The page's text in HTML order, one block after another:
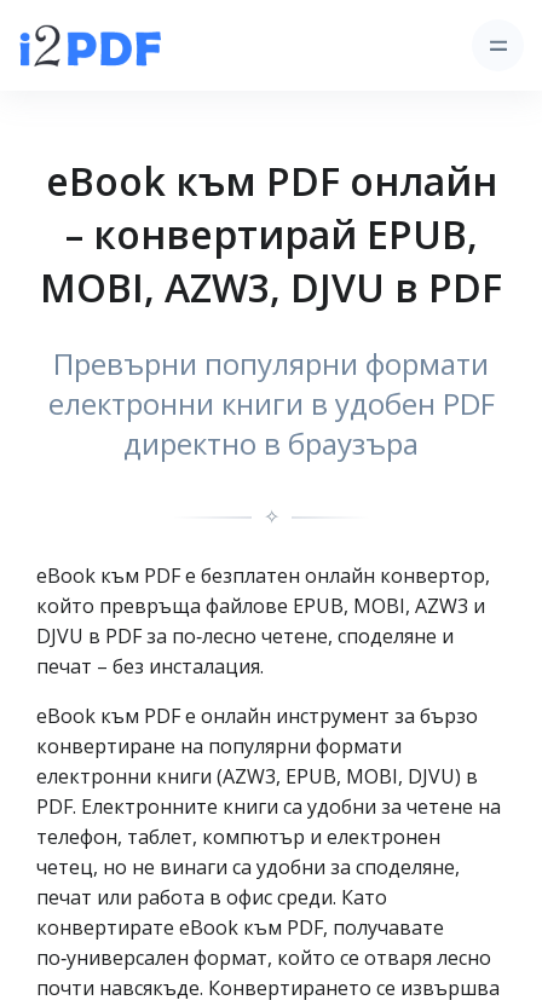
eBook към PDF онлайн
– конвертирай EPUB,
MOBI, AZW3, DJVU в PDF
Превърни популярни формати
електронни книги в удобен PDF
директно в браузъра
✧
eBook към PDF е безплатен онлайн конвертор,
който превръща файлове EPUB, MOBI, AZW3 и
DJVU в PDF за по‑лесно четене, споделяне и
печат – без инсталация.
eBook към PDF е онлайн инструмент за бързо
конвертиране на популярни формати
електронни книги (AZW3, EPUB, MOBI, DJVU) в
PDF. Електронните книги са удобни за четене на
телефон, таблет, компютър и електронен
четец, но не винаги са удобни за споделяне,
печат или работа в офис среди. Като
конвертирате eBook към PDF, получавате
по‑универсален формат, който се отваря лесно
почти навсякъде. Конвертирането се извършва